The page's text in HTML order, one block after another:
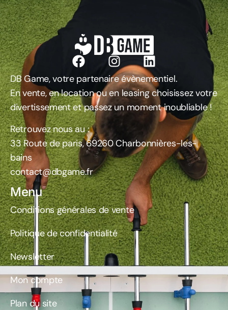
DB Game, votre partenaire évènementiel.
En vente, en location ou en leasing choisissez votre
divertissement et passez un moment inoubliable !
Retrouvez nous au :
33 Route de paris, 69260 Charbonnières-les-
bains
contact@dbgame.fr
Menu
Conditions générales de vente
Politique de confidentialité
Newsletter
Mon compte
Plan du site